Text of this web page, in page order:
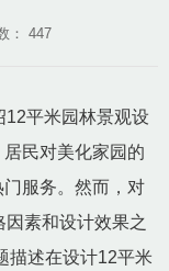
： 447
12平米园林景观设
民对美化家园的
服务。然而，对
素和设计效果之
描述在设计12平米